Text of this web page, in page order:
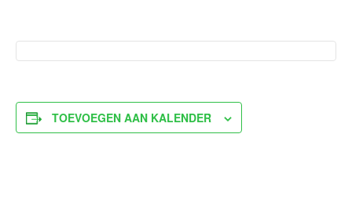
TOEVOEGEN AAN KALENDER